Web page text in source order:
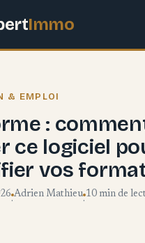
Immo
& EMPLOI
:
ce logiciel
vos
·
Adrien Mathieu
·
10 min de